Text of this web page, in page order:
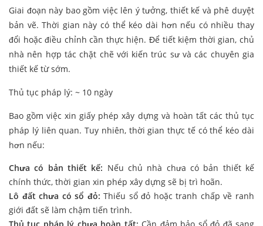
Giai đoạn này bao gồm việc lên ý tưởng, thiết kế và phê duyệt
bản vẽ. Thời gian này có thể kéo dài hơn nếu có nhiều thay
đổi hoặc điều chỉnh cần thực hiện. Để tiết kiệm thời gian, chủ
nhà nên hợp tác chặt chẽ với kiến trúc sư và các chuyên gia
thiết kế từ sớm.
Thủ tục pháp lý: ~ 10 ngày
Bao gồm việc xin giấy phép xây dựng và hoàn tất các thủ tục
pháp lý liên quan. Tuy nhiên, thời gian thực tế có thể kéo dài
hơn nếu:
Chưa có bản thiết kế: Nếu chủ nhà chưa có bản thiết kế
chính thức, thời gian xin phép xây dựng sẽ bị trì hoãn.
Lô đất chưa có sổ đỏ: Thiếu sổ đỏ hoặc tranh chấp về ranh
giới đất sẽ làm chậm tiến trình.